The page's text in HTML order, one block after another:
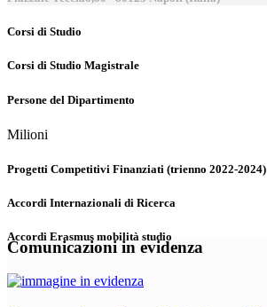
Corsi di Studio
Corsi di Studio Magistrale
Persone del Dipartimento
Milioni
Progetti Competitivi Finanziati (trienno 2022-2024)
Accordi Internazionali di Ricerca
Accordi Erasmus mobilità studio
Comunicazioni in evidenza